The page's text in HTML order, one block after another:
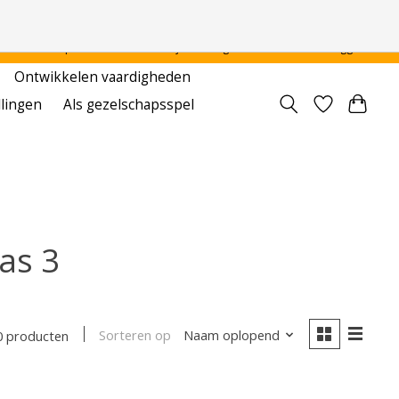
Ontwikkelen vaardigheden
Als gezelschapsspel
3
producten Sorteren op Naam oplopend